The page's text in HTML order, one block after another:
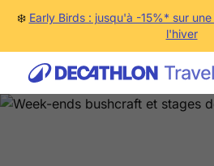
❄️ Early Birds : jusqu'à -15%* sur
l'hiver